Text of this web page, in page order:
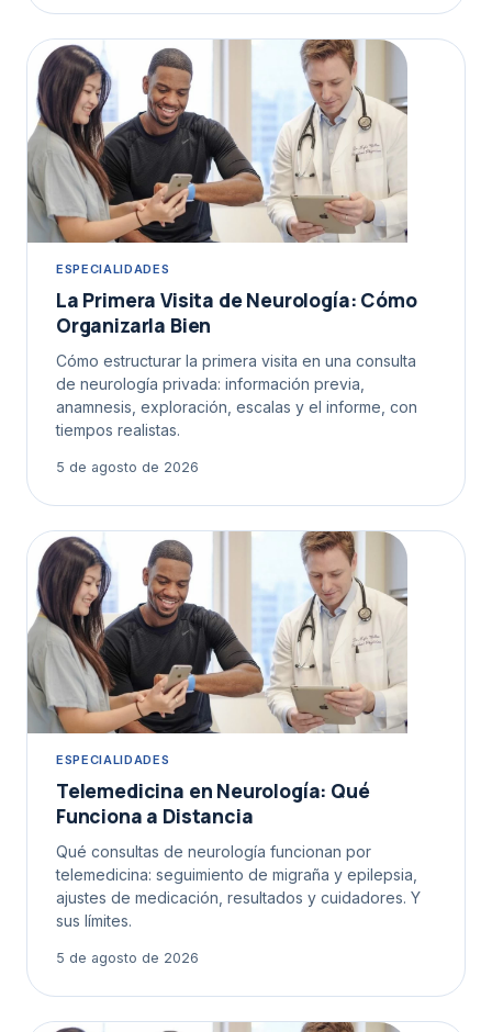
ESPECIALIDADES
La Primera Visita de Neurología: Cómo
Organizarla Bien
Cómo estructurar la primera visita en una consulta
de neurología privada: información previa,
anamnesis, exploración, escalas y el informe, con
tiempos realistas.
5 de agosto de 2026
ESPECIALIDADES
Telemedicina en Neurología: Qué
Funciona a Distancia
Qué consultas de neurología funcionan por
telemedicina: seguimiento de migraña y epilepsia,
ajustes de medicación, resultados y cuidadores. Y
sus límites.
5 de agosto de 2026